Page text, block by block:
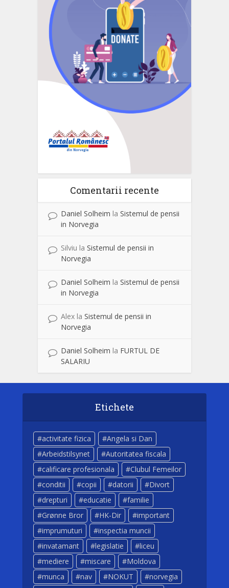
Comentarii recente
Daniel Solheim la Sistemul de pensii
in Norvegia
Silviu la Sistemul de pensii in
Norvegia
Daniel Solheim la Sistemul de pensii
in Norvegia
Alex la Sistemul de pensii in
Norvegia
Daniel Solheim la FURTUL DE
SALARIU
Etichete
activitate fizica
Angela si Dan
Arbeidstilsynet
Autoritatea fiscala
calificare profesionala
Clubul Femeilor
conditii
copii datorii
Divort
drepturi
educatie
familie
Grønne Bror
HK-Dir
important
imprumuturi
inspectia muncii
invatamant
legislatie
liceu
mediere
miscare
Moldova
munca
nav NOKUT
norvegia